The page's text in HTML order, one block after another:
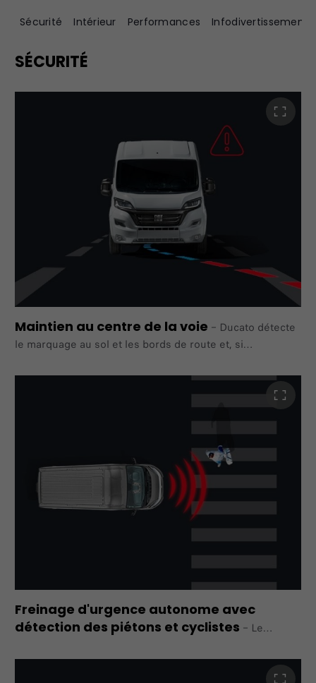
Sécurité Intérieur Performances Infodivertissement
SÉCURITÉ
Maintien au centre de la voie – Ducato détecte
le marquage au sol et les bords de route et, si
maintenant au
Freinage d'urgence autonome avec
détection des piétons et cyclistes – Le
fonctionnalités en détectant les piétons et les cyclistes